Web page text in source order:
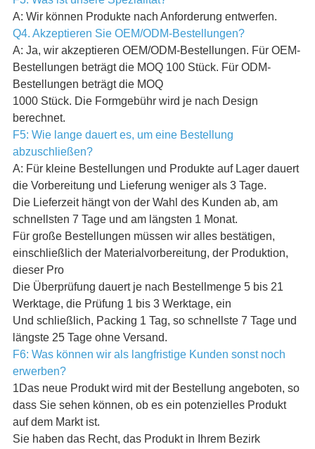
A: Wir können Produkte nach Anforderung entwerfen.
Q4. Akzeptieren Sie OEM/ODM-Bestellungen?
A: Ja, wir akzeptieren OEM/ODM-Bestellungen. Für OEM-
Bestellungen beträgt die MOQ 100 Stück. Für ODM-
Bestellungen beträgt die MOQ
1000 Stück. Die Formgebühr wird je nach Design
berechnet.
F5: Wie lange dauert es, um eine Bestellung
abzuschließen?
A: Für kleine Bestellungen und Produkte auf Lager dauert
die Vorbereitung und Lieferung weniger als 3 Tage.
Die Lieferzeit hängt von der Wahl des Kunden ab, am
schnellsten 7 Tage und am längsten 1 Monat.
Für große Bestellungen müssen wir alles bestätigen,
einschließlich der Materialvorbereitung, der Produktion,
dieser Pro
Die Überprüfung dauert je nach Bestellmenge 5 bis 21
Werktage, die Prüfung 1 bis 3 Werktage, ein
Und schließlich, Packing 1 Tag, so schnellste 7 Tage und
längste 25 Tage ohne Versand.
F6: Was können wir als langfristige Kunden sonst noch
erwerben?
1Das neue Produkt wird mit der Bestellung angeboten, so
dass Sie sehen können, ob es ein potenzielles Produkt
auf dem Markt ist.
Sie haben das Recht, das Produkt in Ihrem Bezirk